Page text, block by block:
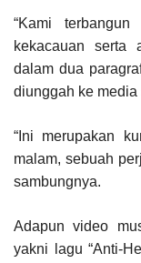
“Kami
kekacauan serta
dalam dua
diunggah ke media
“Ini merupakan
malam, sebuah
sambungnya.
Adapun video
yakni lagu “Anti-